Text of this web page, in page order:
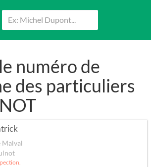
numéro de
des particuliers
Malval